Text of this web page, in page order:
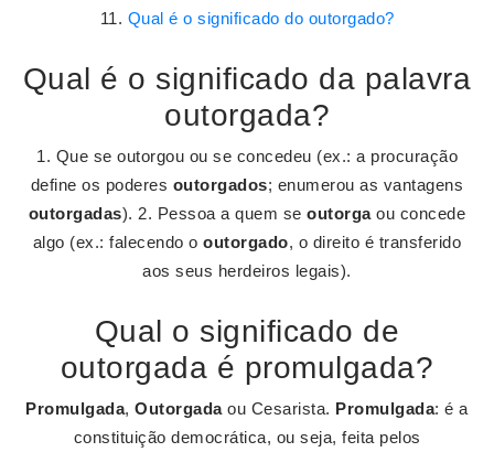
Qual é o significado do outorgado?
Qual é o significado da palavra
outorgada?
1. Que se outorgou ou se concedeu (ex.: a procuração
define os poderes outorgados; enumerou as vantagens
outorgadas). 2. Pessoa a quem seoutorgaou concede
algo (ex.: falecendo ooutorgado, o direito é transferido
aos seus herdeiros legais).
Qual o significado de
outorgada é promulgada?
Promulgada,Outorgadaou Cesarista. Promulgada: é a
constituição democrática, ou seja, feita pelos